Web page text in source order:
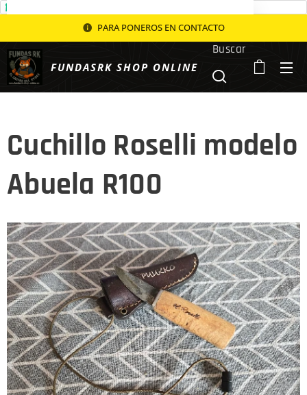
PARA PONEROS EN CONTACTO
FUNDASRK SHOP ONLINE
Buscar
Cuchillo Roselli modelo
Abuela R100